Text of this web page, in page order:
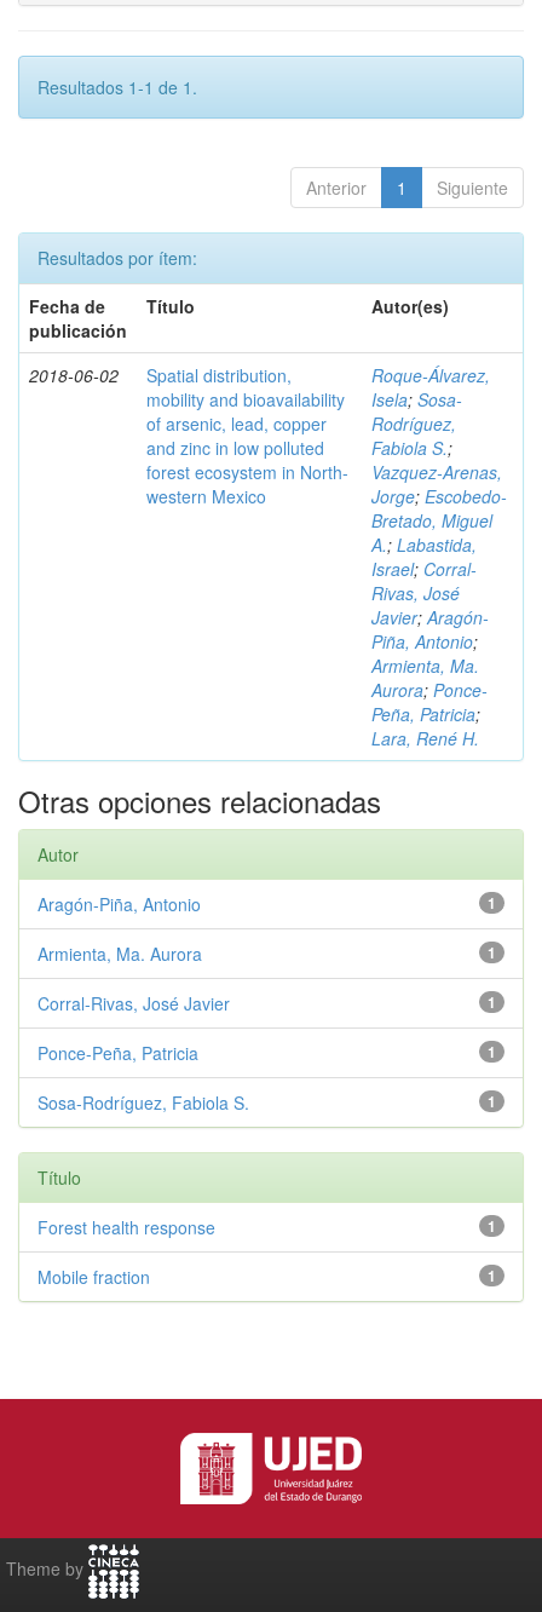
Resultados 1-1 de 1.
Anterior 1 Siguiente
Resultados por ítem:
Fecha de
publicación
Título Autor(es)
2018-06-02
Spatial distribution,
mobility and bioavailability
of arsenic, lead, copper
and zinc in low polluted
forest ecosystem in North-
western Mexico
Roque-Álvarez,
Isela; Sosa-
Rodríguez,
Fabiola S.;
Vazquez-Arenas,
Jorge; Escobedo-
Bretado, Miguel
A.; Labastida,
Israel; Corral-
Rivas, José
Javier;Aragón-
Piña, Antonio;
Armienta, Ma.
Aurora; Ponce-
Peña, Patricia;
Lara, René H.
Otras opciones relacionadas
Autor
1
Aragón-Piña, Antonio
1
Armienta, Ma. Aurora
1
Corral-Rivas, José Javier
1
Ponce-Peña, Patricia
1
Sosa-Rodríguez, Fabiola S.
Título
1
Forest health response
1
Mobile fraction
Theme by